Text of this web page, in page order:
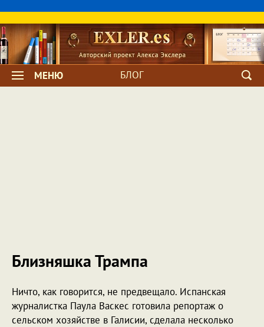
МЕНЮ БЛОГ
Близняшка Трампа
Ничто, как говорится, не предвещало. Испанская
журналистка Паула Васкес готовила репортаж о
сельском хозяйстве в Галисии, сделала несколько